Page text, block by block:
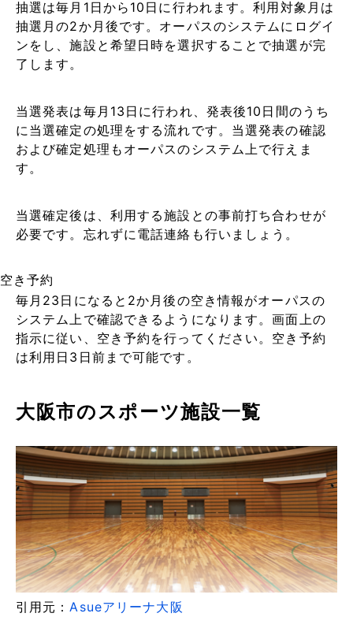
抽選は毎月1日から10日に行われます。利用対象月は
抽選月の2か月後です。オーパスのシステムにログイ
ンをし、施設と希望日時を選択することで抽選が完
了します。
当選発表は毎月13日に行われ、発表後10日間のうち
に当選確定の処理をする流れです。当選発表の確認
および確定処理もオーパスのシステム上で行えま
す。
当選確定後は、利用する施設との事前打ち合わせが
必要です。忘れずに電話連絡も行いましょう。
空き予約
毎月23日になると2か月後の空き情報がオーパスの
システム上で確認できるようになります。画面上の
指示に従い、空き予約を行ってください。空き予約
は利用日3日前まで可能です。
大阪市のスポーツ施設一覧
引用元： Asueアリーナ大阪